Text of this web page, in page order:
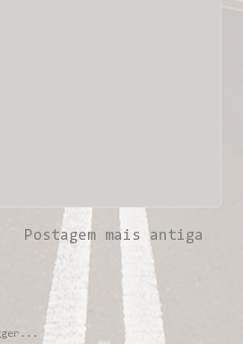
Postagem mais antiga